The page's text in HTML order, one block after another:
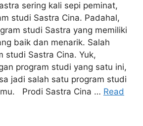
sering kali sepi peminat,
studi Sastra Cina. Padahal,
studi Sastra yang memiliki
baik dan menarik. Salah
studi Sastra Cina. Yuk,
program studi yang satu ini,
jadi salah satu program studi
Prodi Sastra Cina … Read